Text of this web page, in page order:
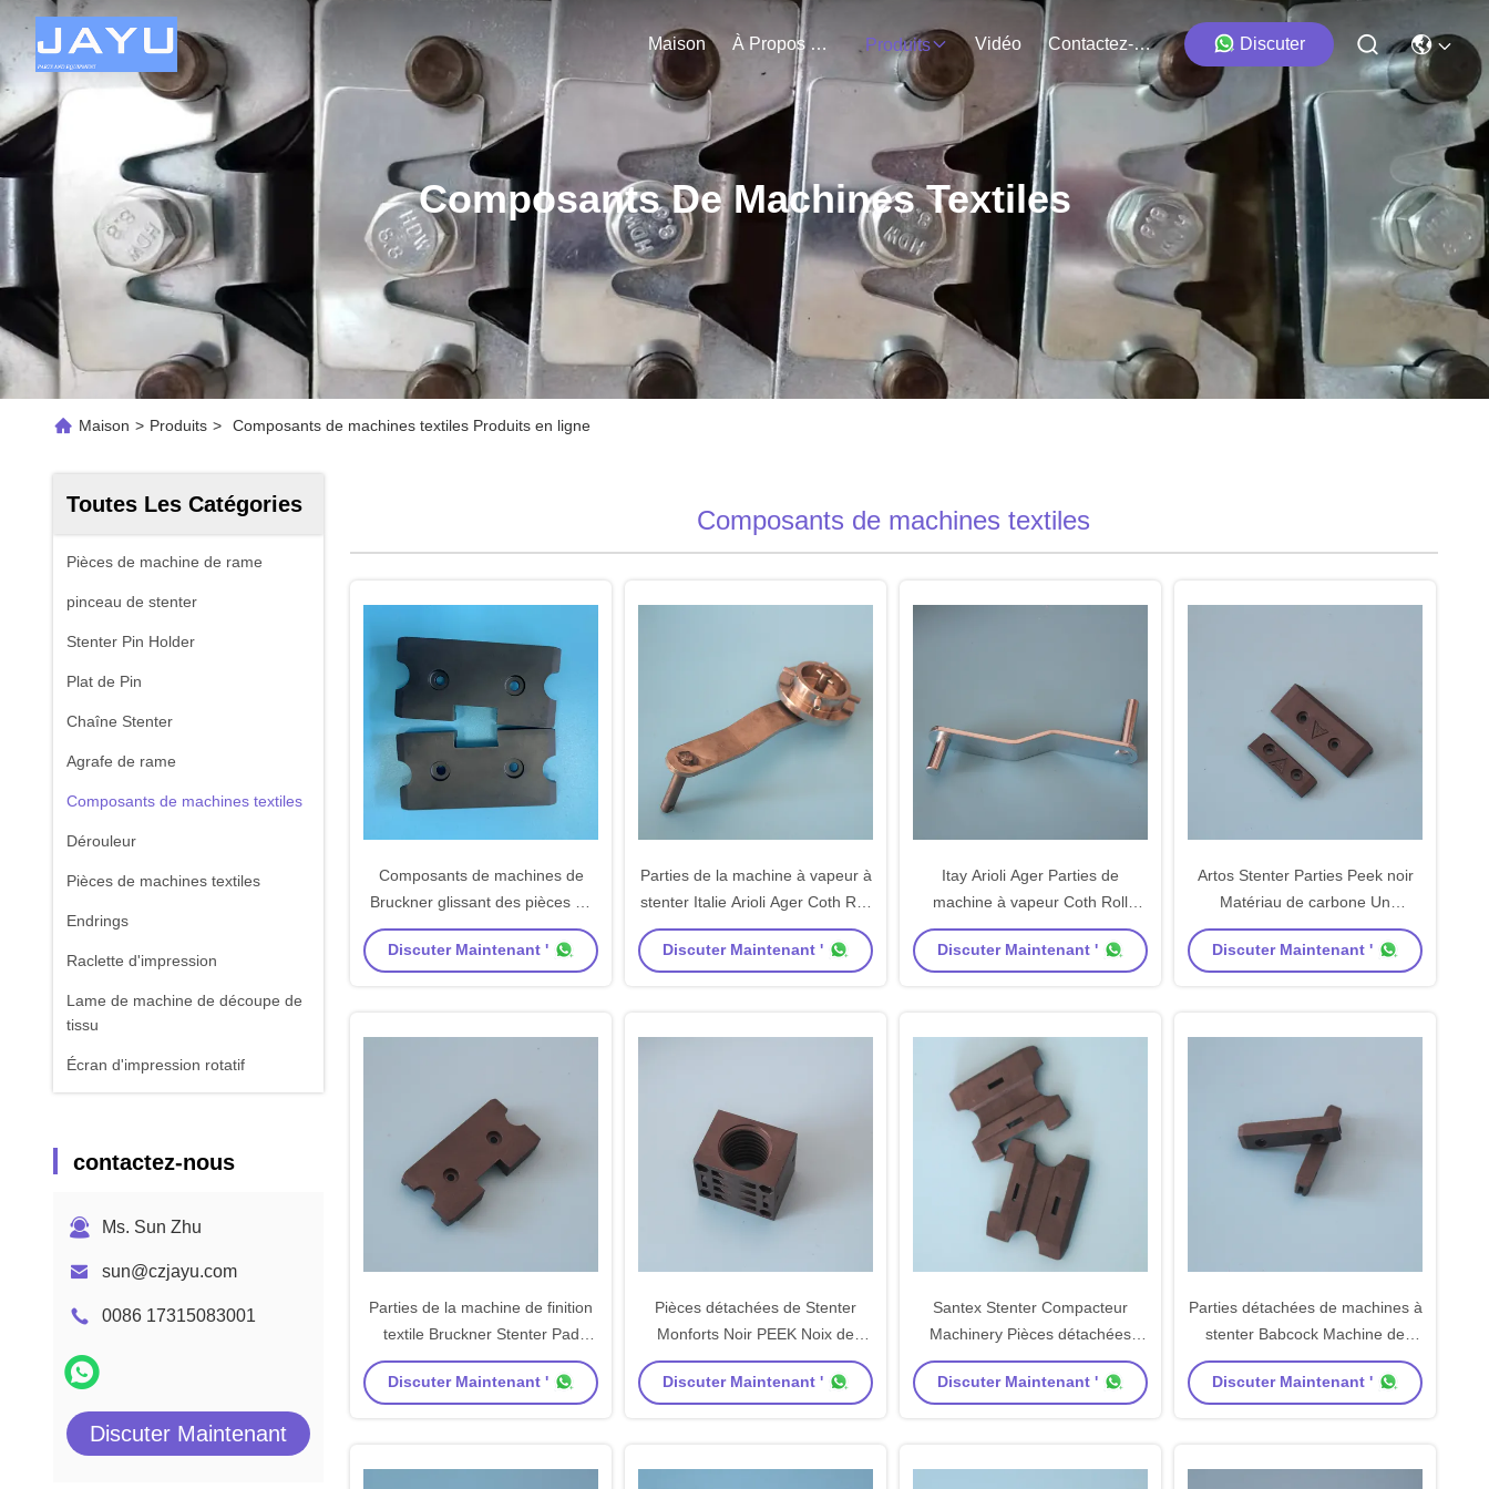
Maison À Propos De Nous Produits Vidéo Contactez-Nous Discuter
Composants De Machines Textiles
Maison > Produits > Composants de machines textiles Produits en ligne
Toutes Les Catégories
Pièces de machine de rame
pinceau de stenter
Stenter Pin Holder
Plat de Pin
Chaîne Stenter
Agrafe de rame
Composants de machines textiles
Dérouleur
Pièces de machines textiles
Endrings
Raclette d'impression
Lame de machine de découpe de
tissu
Écran d'impression rotatif
contactez-nous
Ms. Sun Zhu
sun@czjayu.com
0086 17315083001
Discuter Maintenant
Composants de machines textiles
Composants de machines de
Bruckner glissant des pièces de
Stenter de matériel de coup
d'oeil de protection de carbone
Discuter Maintenant '
Parties de la machine à vapeur à
stenter Italie Arioli Ager Coth Roll
Linked Arm And Stopper
Matériau en acier inoxydable
Discuter Maintenant '
Itay Arioli Ager Parties de
machine à vapeur Coth Roll
Linked Arm Matériau en acier
inoxydable Zinc plating
Discuter Maintenant '
Artos Stenter Parties Peek noir
Matériau de carbone Un
ensemble Plateau coulissant
Équipé de rivets en cuivre
Discuter Maintenant '
Parties de la machine de finition
textile Bruckner Stenter Pad
coulissant Noir Peek Matériau
carbone de bonne qualité
Discuter Maintenant '
Pièces détachées de Stenter
Monforts Noir PEEK Noix de
carbone largeur réglable Droite
gauche 44*7 Taille standard
Discuter Maintenant '
Santex Stenter Compacteur
Machinery Pièces détachées
Plaquettes coulissantes Matériau
de perçage au carbone Rivet de
Discuter Maintenant '
Parties détachées de machines à
stenter Babcock Machine de
finition Sling Pad Black Pads
Peek Matériau carbone
Discuter Maintenant '